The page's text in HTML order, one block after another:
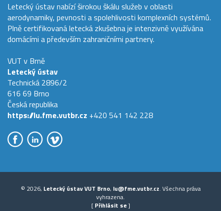
Letecký ústav nabízí širokou škálu služeb v oblasti
aerodynamiky, pevnosti a spolehlivosti komplexních systémů.
Plně certifikovaná letecká zkušebna je intenzivně využívána
domácími a především zahraničními partnery.
VUT v Brně
Letecký ústav
Technická 2896/2
616 69 Brno
Česká republika
https://lu.fme.vutbr.cz +420 541 142 228
© 2026, Letecký ústav VUT Brno, lu@fme.vutbr.cz. Všechna práva
vyhrazena.
[ Přihlásit se]